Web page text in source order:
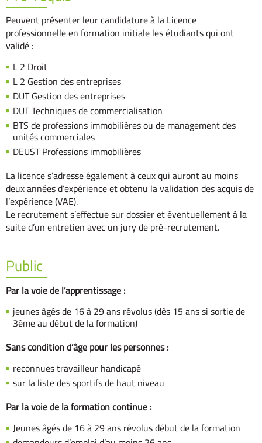
Peuvent présenter leur candidature à la Licence
professionnelle en formation initiale les étudiants qui ont
validé :
L 2 Droit
L 2 Gestion des entreprises
DUT Gestion des entreprises
DUT Techniques de commercialisation
BTS de professions immobilières ou de management des
unités commerciales
DEUST Professions immobilières
La licence s’adresse également à ceux qui auront au moins
deux années d’expérience et obtenu la validation des acquis de
l’expérience (VAE).
Le recrutement s’effectue sur dossier et éventuellement à la
suite d’un entretien avec un jury de pré-recrutement.
Public
Par la voie de l’apprentissage :
jeunes âgés de 16 à 29 ans révolus (dès 15 ans si sortie de
3ème au début de la formation)
Sans condition d’âge pour les personnes :
reconnues travailleur handicapé
sur la liste des sportifs de haut niveau
Par la voie de la formation continue :
Jeunes âgés de 16 à 29 ans révolus début de la formation